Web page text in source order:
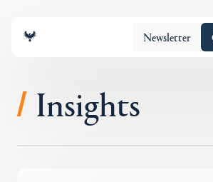
Newsletter
Equipo
/ Insights